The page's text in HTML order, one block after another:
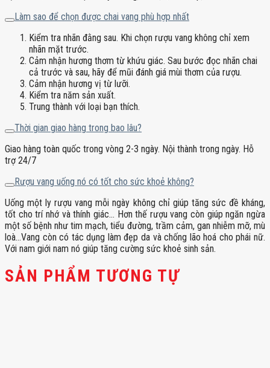
Làm sao để chọn được chai vang phù hợp nhất
Kiểm tra nhãn đằng sau. Khi chọn rượu vang không chỉ xem
nhãn mặt trước.
Cảm nhận hương thơm từ khứu giác. Sau bước đọc nhãn chai
cả trước và sau, hãy để mũi đánh giá mùi thơm của rượu.
Cảm nhận hương vị từ lưỡi.
Kiểm tra năm sản xuất.
Trung thành với loại bạn thích.
Thời gian giao hàng trong bao lâu?
Giao hàng toàn quốc trong vòng 2-3 ngày. Nội thành trong ngày. Hỗ
trợ 24/7
Rượu vang uống nó có tốt cho sức khoẻ không?
Uống một ly rượu vang mỗi ngày không chỉ giúp tăng sức đề kháng,
tốt cho trí nhớ và thính giác… Hơn thế rượu vang còn giúp ngăn ngừa
một số bệnh như tim mạch, tiểu đường, trầm cảm, gan nhiễm mỡ, mù
loà…Vang còn có tác dụng làm đẹp da và chống lão hoá cho phái nữ.
Với nam giới nam nó giúp tăng cường sức khoẻ sinh sản.
SẢN PHẨM TƯƠNG TỰ